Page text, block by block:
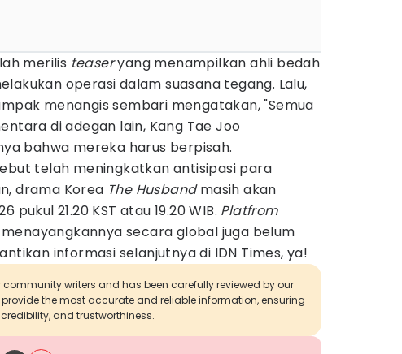
merilis teaseryang menampilkan ahli bedah
operasi dalam suasana tegang. Lalu,
menangis sembari mengatakan, "Semua
di adegan lain, Kang Tae Joo
bahwa mereka harus berpisah.
telah meningkatkan antisipasi para
drama Korea The Husbandmasih akan
pukul 21.20 KST atau 19.20 WIB. Platfrom
secara global juga belum
informasi selanjutnya di IDN Times, ya!
community writers and has been carefully reviewed by our
the most accurate and reliable information, ensuring
and trustworthiness.